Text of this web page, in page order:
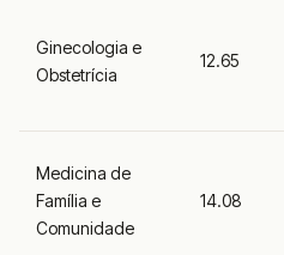
Ginecologia e
Obstetrícia
12.65
Medicina de
Família e
Comunidade
14.08